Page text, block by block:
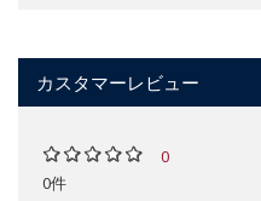
カスタマーレビュー
0
0件